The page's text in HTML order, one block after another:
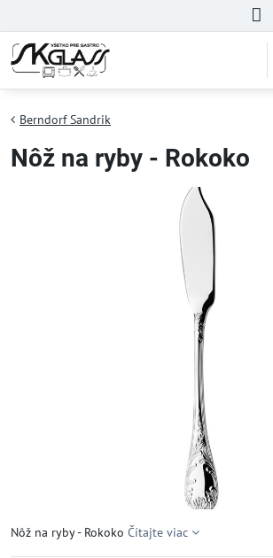
Berndorf Sandrik
Nôž na ryby - Rokoko
Nôž na ryby - Rokoko Čítajte viac